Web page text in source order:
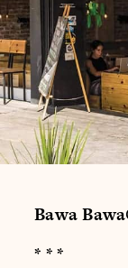
Bawa Bawa
* * *